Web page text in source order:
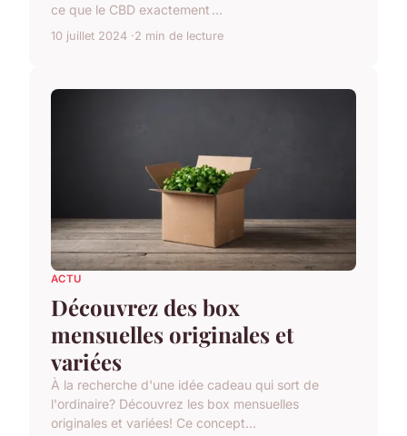
ce que le CBD exactement ...
10 juillet 2024 2 min de lecture
ACTU
Découvrez des box
mensuelles originales et
variées
À la recherche d'une idée cadeau qui sort de
l'ordinaire? Découvrez les box mensuelles
originales et variées! Ce concept...